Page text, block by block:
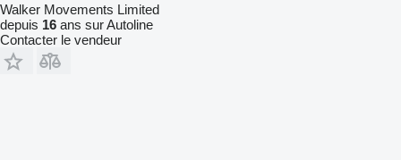
Walker Movements Limited
depuis 16 ans sur Autoline
Contacter le vendeur